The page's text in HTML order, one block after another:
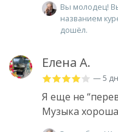
Вы молодец!
названием
дошёл.
Елена А.
— 5
Я еще не
Музыка